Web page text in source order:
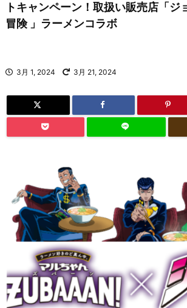
トキャンペーン！取扱い販売店「ジ
冒険 」ラーメンコラボ
3月 1, 2024 3月 21, 2024